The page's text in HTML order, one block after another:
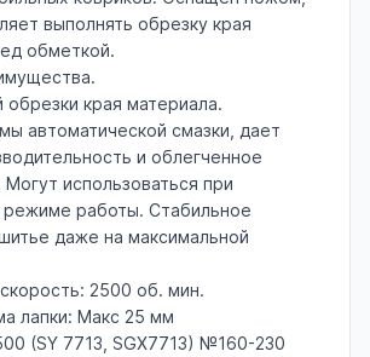
выполнять обрезку края
обметкой.
края материала.
автоматической смазки, дает
и облегченное
использоваться при
работы. Стабильное
даже на максимальной
2500 об. мин.
лапки: Макс 25 мм
(SY 7713, SGX7713) №160-230